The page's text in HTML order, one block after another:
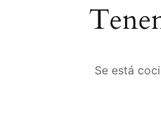
Se está